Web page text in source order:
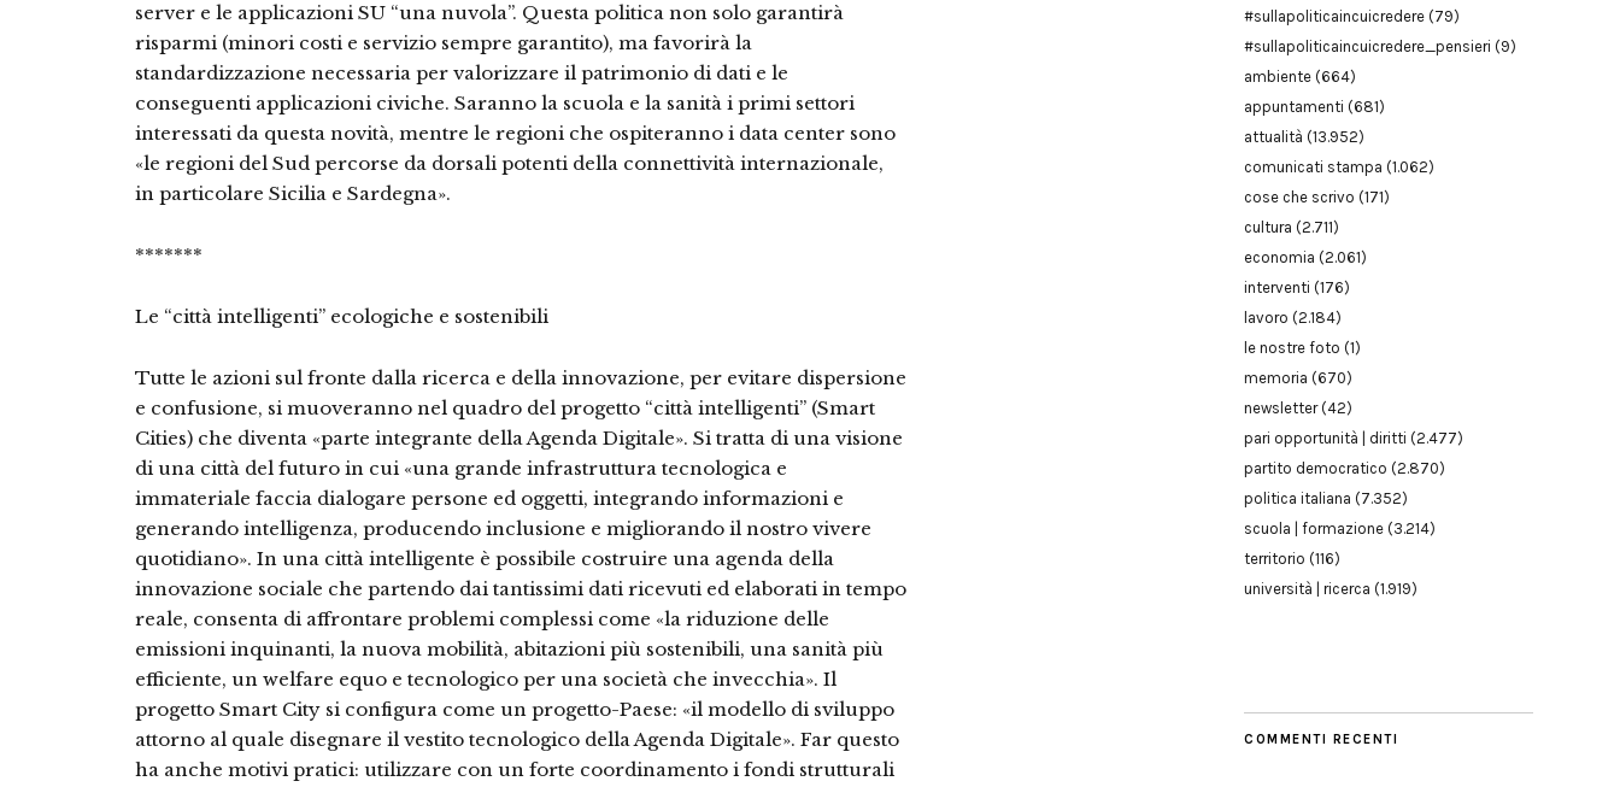
server e le applicazioni SU “una nuvola”. Questa politica non solo garantirà
risparmi (minori costi e servizio sempre garantito), ma favorirà la
standardizzazione necessaria per valorizzare il patrimonio di dati e le
conseguenti applicazioni civiche. Saranno la scuola e la sanità i primi settori
interessati da questa novità, mentre le regioni che ospiteranno i data center sono
«le regioni del Sud percorse da dorsali potenti della connettività internazionale,
in particolare Sicilia e Sardegna».
*******
Le “città intelligenti” ecologiche e sostenibili
Tutte le azioni sul fronte dalla ricerca e della innovazione, per evitare dispersione
e confusione, si muoveranno nel quadro del progetto “città intelligenti” (Smart
Cities) che diventa «parte integrante della Agenda Digitale». Si tratta di una visione
di una città del futuro in cui «una grande infrastruttura tecnologica e
immateriale faccia dialogare persone ed oggetti, integrando informazioni e
generando intelligenza, producendo inclusione e migliorando il nostro vivere
quotidiano». In una città intelligente è possibile costruire una agenda della
innovazione sociale che partendo dai tantissimi dati ricevuti ed elaborati in tempo
reale, consenta di affrontare problemi complessi come «la riduzione delle
emissioni inquinanti, la nuova mobilità, abitazioni più sostenibili, una sanità più
efficiente, un welfare equo e tecnologico per una società che invecchia». Il
progetto Smart City si configura come un progetto-Paese: «il modello di sviluppo
attorno al quale disegnare il vestito tecnologico della Agenda Digitale». Far questo
ha anche motivi pratici: utilizzare con un forte coordinamento i fondi strutturali
#sullapoliticaincuicredere (79)
#sullapoliticaincuicredere_pensieri (9)
ambiente (664)
appuntamenti (681)
attualità (13.952)
comunicati stampa (1.062)
cose che scrivo (171)
cultura (2.711)
economia (2.061)
interventi (176)
lavoro (2.184)
le nostre foto (1)
memoria (670)
newsletter(42)
pari opportunità | diritti (2.477)
partito democratico (2.870)
politica italiana (7.352)
scuola | formazione (3.214)
territorio (116)
università | ricerca (1.919)
COMMENTI RECENTI